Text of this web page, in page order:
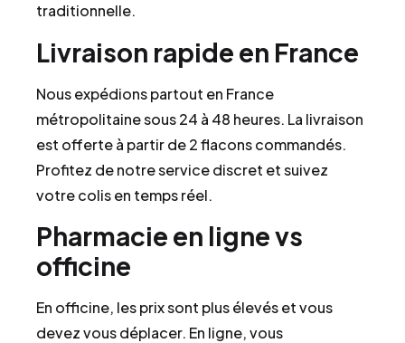
traditionnelle.
Livraison rapide en France
Nous expédions partout en France
métropolitaine sous 24 à 48 heures. La livraison
est offerte à partir de 2 flacons commandés.
Profitez de notre service discret et suivez
votre colis en temps réel.
Pharmacie en ligne vs
officine
En officine, les prix sont plus élevés et vous
devez vous déplacer. En ligne, vous